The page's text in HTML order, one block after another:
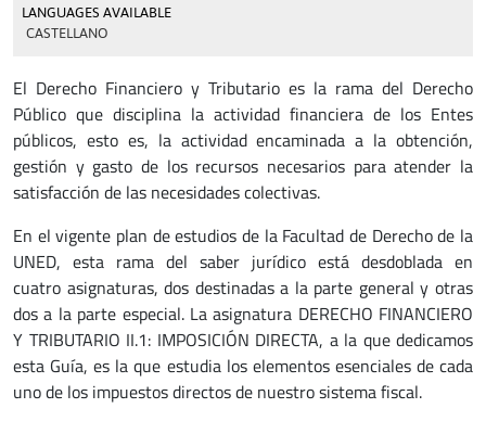
LANGUAGES AVAILABLE
CASTELLANO
El Derecho Financiero y Tributario es la rama del Derecho
Público que disciplina la actividad financiera de los Entes
públicos, esto es, la actividad encaminada a la obtención,
gestión y gasto de los recursos necesarios para atender la
satisfacción de las necesidades colectivas.
En el vigente plan de estudios de la Facultad de Derecho de la
UNED, esta rama del saber jurídico está desdoblada en
cuatro asignaturas, dos destinadas a la parte general y otras
dos a la parte especial. La asignatura DERECHO FINANCIERO
Y TRIBUTARIO II.1: IMPOSICIÓN DIRECTA, a la que dedicamos
esta Guía, es la que estudia los elementos esenciales de cada
uno de los impuestos directos de nuestro sistema fiscal.